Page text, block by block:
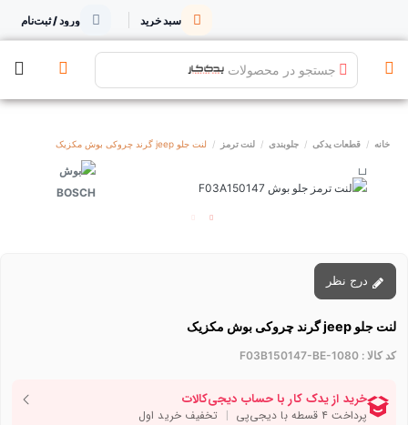
سبد خرید ورود / ثبت‌نام
جستجو در محصولات
خانه قطعات یدکی جلوبندی لنت ترمز لنت جلو jeep گرند چروکی بوش مکزیک
لنت جلو jeep گرند چروکی بوش مکزیک
کد کالا : F03B150147-BE-1080